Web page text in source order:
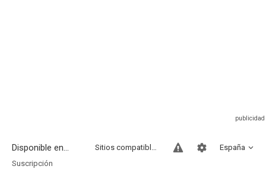
Disponible en... España
Sitios compatibles
Suscripción